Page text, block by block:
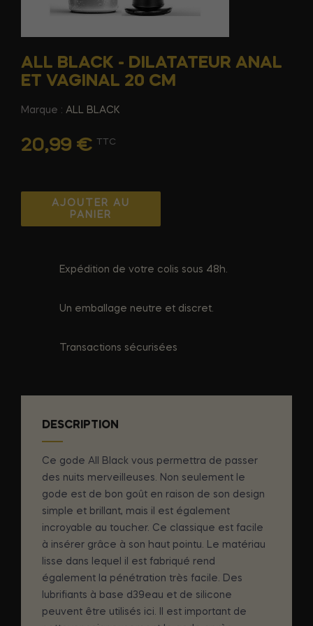
ALL BLACK - DILATATEUR ANAL
ET VAGINAL 20 CM
Marque : ALL BLACK
20,99 € TTC
AJOUTER AU
PANIER
Expédition de votre colis sous 48h.
Un emballage neutre et discret.
Transactions sécurisées
DESCRIPTION
Ce gode All Black vous permettra de passer
des nuits merveilleuses. Non seulement le
gode est de bon goût en raison de son design
simple et brillant, mais il est également
incroyable au toucher. Ce classique est facile
à insérer grâce à son haut pointu. Le matériau
lisse dans lequel il est fabriqué rend
également la pénétration très facile. Des
lubrifiants à base d39eau et de silicone
peuvent être utilisés ici. Il est important de